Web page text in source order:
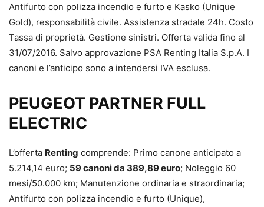
Antifurto con polizza incendio e furto e Kasko (Unique
Gold), responsabilità civile. Assistenza stradale 24h. Costo
Tassa di proprietà. Gestione sinistri. Offerta valida fino al
31/07/2016. Salvo approvazione PSA Renting Italia S.p.A. I
canoni e l’anticipo sono a intendersi IVA esclusa.
PEUGEOT PARTNER FULL
ELECTRIC
L’offerta Renting comprende: Primo canone anticipato a
5.214,14 euro; 59 canoni da 389,89 euro; Noleggio 60
mesi/50.000 km; Manutenzione ordinaria e straordinaria;
Antifurto con polizza incendio e furto (Unique),